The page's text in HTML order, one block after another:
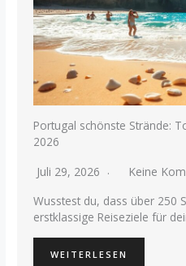
Portugal schönste Strände:
2026
Juli 29, 2026
Keine
Wusstest du, dass über 250
erstklassige Reiseziele für
WEITERLESEN